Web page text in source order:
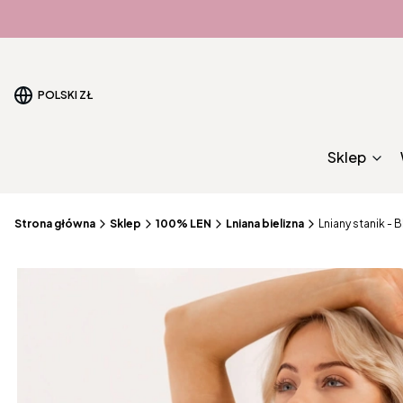
POLSKI ZŁ
Sklep
Strona główna Sklep 100% LEN Lniana bielizna Lniany stanik -